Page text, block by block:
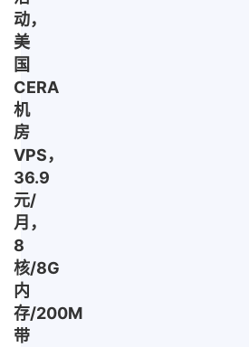
动，
美
国
CERA
机
房
VPS，
36.9
元/
月，
8
核/8G
内
存/200M
带